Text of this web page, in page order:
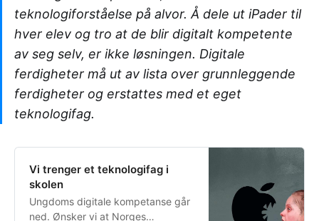
teknologiforståelse på alvor. Å dele ut iPader til
hver elev og tro at de blir digitalt kompetente
av seg selv, er ikke løsningen. Digitale
ferdigheter må ut av lista over grunnleggende
ferdigheter og erstattes med et eget
teknologifag.
Vi trenger et ­teknologifag i
skolen
Ungdoms digitale kompetanse går
ned. Ønsker vi at Norges